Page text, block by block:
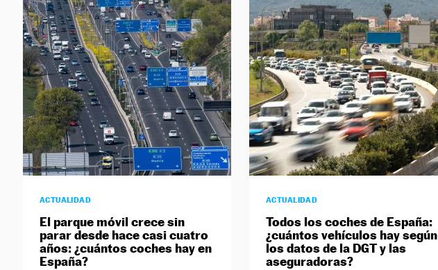
ACTUALIDAD
El parque móvil crece sin
parar desde hace casi cuatro
años: ¿cuántos coches hay en
España?
ACTUALIDAD
Todos los coches de España:
¿cuántos vehículos hay según
los datos de la DGT y las
aseguradoras?